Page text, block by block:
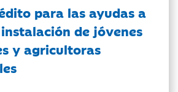
para las ayudas a
de jóvenes
y agricultoras